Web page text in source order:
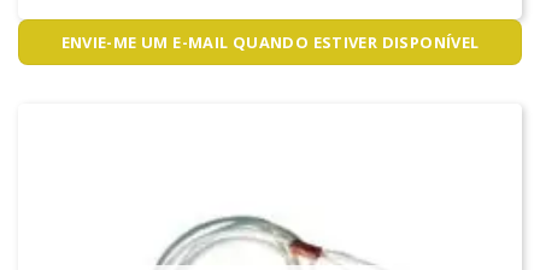
ENVIE-ME UM E-MAIL QUANDO ESTIVER DISPONÍVEL